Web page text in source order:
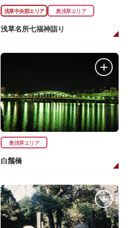
浅草中央部エリア 奥浅草エリア
浅草名所七福神詣り
奥浅草エリア
白鬚橋